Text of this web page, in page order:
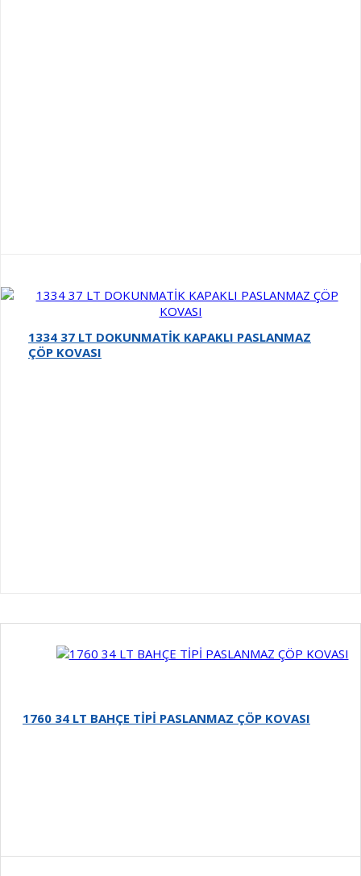
1334 37 LT DOKUNMATİK KAPAKLI PASLANMAZ
ÇÖP KOVASI
1760 34 LT BAHÇE TİPİ PASLANMAZ ÇÖP KOVASI